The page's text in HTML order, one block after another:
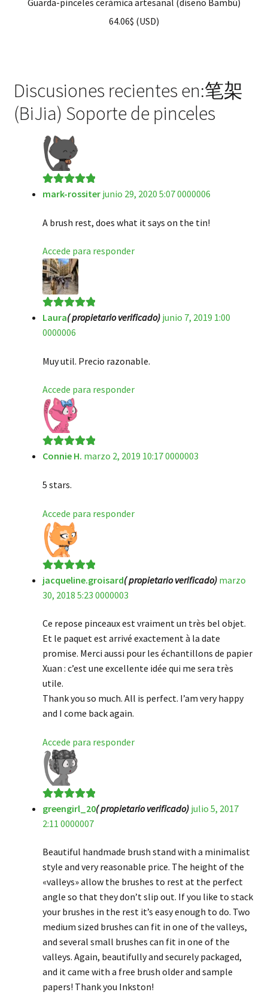
Guarda-pinceles cerámica artesanal (diseño Bambú)
64.06$ (USD)
Discusiones recientes en:笔架
(BiJia) Soporte de pinceles
Valorado en5
mark-rossiter junio 29, 2020 5:07 0000006
A brush rest, does what it says on the tin!
Accede para responder
Valorado en5
de 5
Laura( propietario verificado) junio 7, 2019 1:00
0000006
Muy util. Precio razonable.
Accede para responder
Valorado en5
Connie H. marzo 2, 2019 10:17 0000003
5 stars.
Accede para responder
Valorado en5
de 5
jacqueline.groisard( propietario verificado) marzo
30, 2018 5:23 0000003
Ce repose pinceaux est vraiment un très bel objet.
Et le paquet est arrivé exactement à la date
promise. Merci aussi pour les échantillons de papier
Xuan : c’est une excellente idée qui me sera très
utile.
Thank you so much. All is perfect. I’am very happy
and I come back again.
Accede para responder
Valorado en5
de 5
greengirl_20( propietario verificado) julio 5, 2017
2:11 0000007
Beautiful handmade brush stand with a minimalist
style and very reasonable price. The height of the
«valleys» allow the brushes to rest at the perfect
angle so that they don’t slip out. If you like to stack
your brushes in the rest it’s easy enough to do. Two
medium sized brushes can fit in one of the valleys,
and several small brushes can fit in one of the
valleys. Again, beautifully and securely packaged,
and it came with a free brush older and sample
papers! Thank you Inkston!